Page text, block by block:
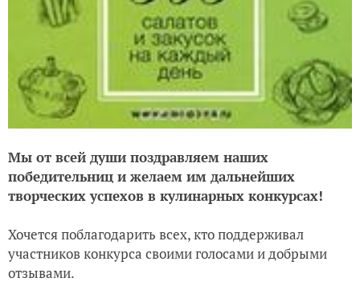
Мы от всей души поздравляем наших
победительниц и желаем им дальнейших
творческих успехов в кулинарных конкурсах!
Хочется поблагодарить всех, кто поддерживал
участников конкурса своими голосами и добрыми
отзывами.